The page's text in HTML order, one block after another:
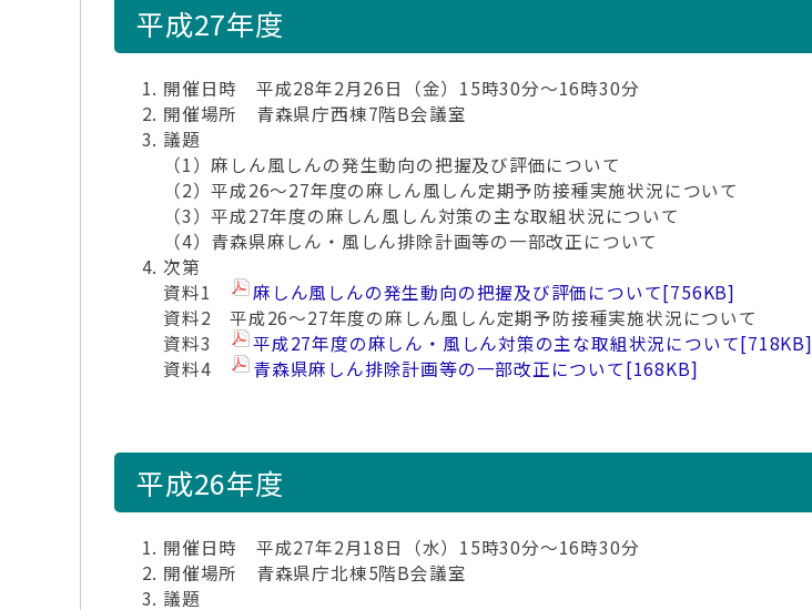
平成27年度
開催日時 平成28年2月26日（金）15時30分～16時30分
開催場所 青森県庁西棟7階B会議室
議題
（1）麻しん風しんの発生動向の把握及び評価について
（2）平成26～27年度の麻しん風しん定期予防接種実施状況について
（3）平成27年度の麻しん風しん対策の主な取組状況について
（4）青森県麻しん・風しん排除計画等の一部改正について
次第
資料1
麻しん風しんの発生動向の把握及び評価について[756KB]
資料2 平成26～27年度の麻しん風しん定期予防接種実施状況について
資料3
平成27年度の麻しん・風しん対策の主な取組状況について[718KB]
資料4
青森県麻しん排除計画等の一部改正について[168KB]
平成26年度
開催日時 平成27年2月18日（水）15時30分～16時30分
開催場所 青森県庁北棟5階B会議室
議題